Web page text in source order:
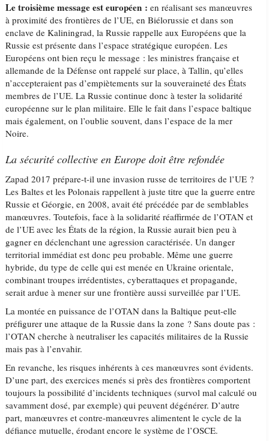
Le troisième message est européen : en réalisant ses manœuvres
à proximité des frontières de l’UE, en Biélorussie et dans son
enclave de Kaliningrad, la Russie rappelle aux Européens que la
Russie est présente dans l’espace stratégique européen. Les
Européens ont bien reçu le message : les ministres française et
allemande de la Défense ont rappelé sur place, à Tallin, qu’elles
n’accepteraient pas d’empiètements sur la souveraineté des États
membres de l’UE. La Russie continue donc à tester la solidarité
européenne sur le plan militaire. Elle le fait dans l’espace baltique
mais également, on l’oublie souvent, dans l’espace de la mer
Noire.
La sécurité collective en Europe doit être refondée
Zapad 2017 prépare-t-il une invasion russe de territoires de l’UE ?
Les Baltes et les Polonais rappellent à juste titre que la guerre entre
Russie et Géorgie, en 2008, avait été précédée par de semblables
manœuvres. Toutefois, face à la solidarité réaffirmée de l’OTAN et
de l’UE avec les États de la région, la Russie aurait bien peu à
gagner en déclenchant une agression caractérisée. Un danger
territorial immédiat est donc peu probable. Même une guerre
hybride, du type de celle qui est menée en Ukraine orientale,
combinant troupes irrédentistes, cyberattaques et propagande,
serait ardue à mener sur une frontière aussi surveillée par l’UE.
La montée en puissance de l’OTAN dans la Baltique peut-elle
préfigurer une attaque de la Russie dans la zone ? Sans doute pas :
l’OTAN cherche à neutraliser les capacités militaires de la Russie
mais pas à l’envahir.
En revanche, les risques inhérents à ces manœuvres sont évidents.
D’une part, des exercices menés si près des frontières comportent
toujours la possibilité d’incidents techniques (survol mal calculé ou
savamment dosé, par exemple) qui peuvent dégénérer. D’autre
part, manœuvres et contre-manœuvres alimentent le cycle de la
défiance mutuelle, érodant encore le système de l’OSCE.